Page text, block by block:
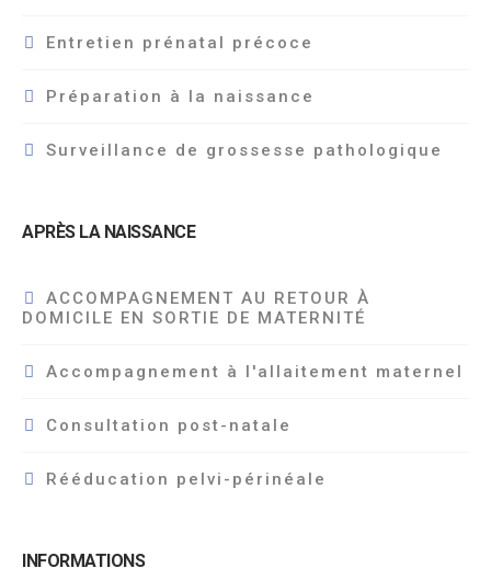
Entretien prénatal précoce
Préparation à la naissance
Surveillance de grossesse pathologique
APRÈS LA NAISSANCE
ACCOMPAGNEMENT AU RETOUR À
DOMICILE EN SORTIE DE MATERNITÉ
Accompagnement à l'allaitement maternel
Consultation post-natale
Rééducation pelvi-périnéale
INFORMATIONS